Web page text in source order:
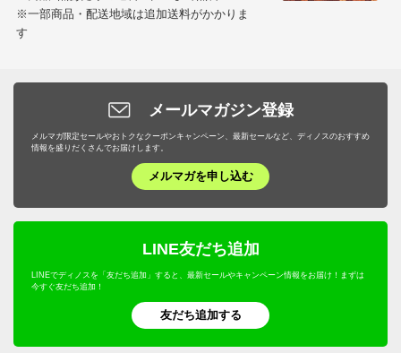
※一部商品・配送地域は追加送料がかかりま
す
メールマガジン登録
メルマガ限定セールやおトクなクーポンキャンペーン、最新セールなど、ディノスのおすすめ
情報を盛りだくさんでお届けします。
メルマガを申し込む
LINE友だち追加
LINEでディノスを「友だち追加」すると、最新セールやキャンペーン情報をお届け！まずは
今すぐ友だち追加！
友だち追加する